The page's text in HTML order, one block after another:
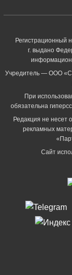
Регистрационный
г. выдано
Учредитель — ООО
При
обязательна
Редакция не несет
рекламных
Сайт